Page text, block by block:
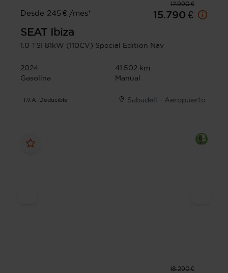
17.990 €
Desde 245 € /mes*
15.790 €
SEAT
Ibiza
1.0 TSI 81kW (110CV) Special Edition Nav
2024
41.502 km
Gasolina
Manual
I.V.A. Deducible Sabadell - Aeropuerto
18.290 €